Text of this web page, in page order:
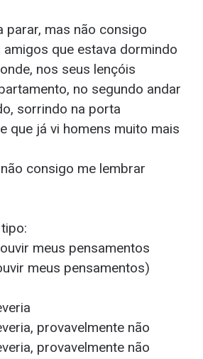
parar, mas não consigo
amigos que estava dormindo
nos seus lençóis
no segundo andar
sorrindo na porta
que já vi homens muito mais
consigo me lembrar
meus pensamentos
meus pensamentos)
provavelmente não
provavelmente não